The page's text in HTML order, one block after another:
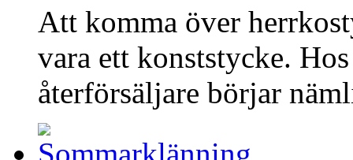
Att komma över
vara ett konststycke.
återförsäljare börjar